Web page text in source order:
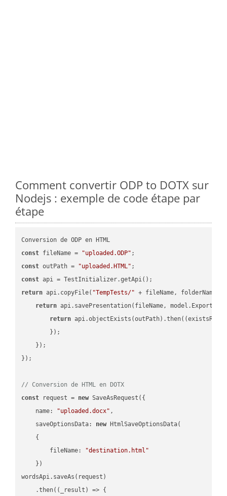
Comment convertir ODP to DOTX sur
Nodejs : exemple de code étape par
étape
const fileName = "uploaded.ODP"
const outPath = "uploaded.HTML"
const
return api.copyFile( "TempTests/" + fileName, folderName +
return api.savePresentation(fileName,
return api.objectExists(outPath).then( (
        });
    });
});
// Conversion de HTML en DOTX
const request = new SaveAsRequest({
name: "uploaded.docx" ,
saveOptionsData: new HtmlSaveOptionsData(
    {
fileName:
"destination.html"
    })
wordsApi.saveAs(request)
    .then(
( _result ) => {